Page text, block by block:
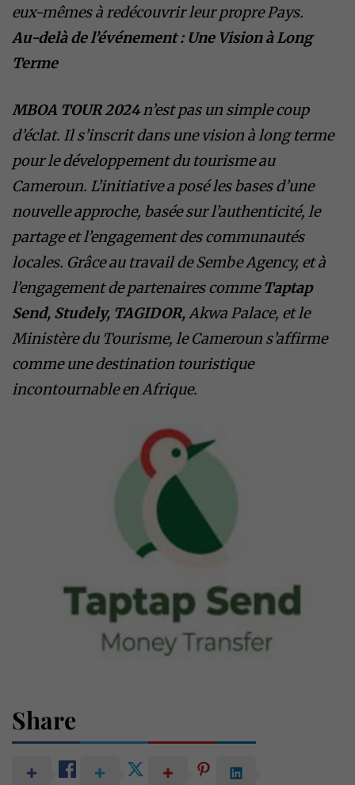
eux-mêmes à redécouvrir leur propre Pays.
Au-delà de l’événement : Une Vision à Long
Terme
MBOA TOUR 2024n’est pas un simple coup
d’éclat. Il s’inscrit dans une vision à long terme
pour le développement du tourisme au
Cameroun. L’initiative a posé les bases d’une
nouvelle approche, basée sur l’authenticité, le
partage et l’engagement des communautés
locales. Grâce au travail de Sembe Agency, et à
l’engagement de partenaires commeTaptap
Send, Studely, TAGIDOR,Akwa Palace, et le
Ministère du Tourisme, le Cameroun s’affirme
comme une destination touristique
incontournable en Afrique.
Share